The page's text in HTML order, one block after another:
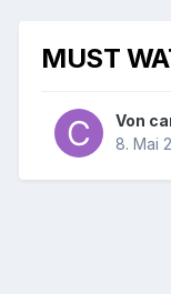
MUST
Von
8. Mai